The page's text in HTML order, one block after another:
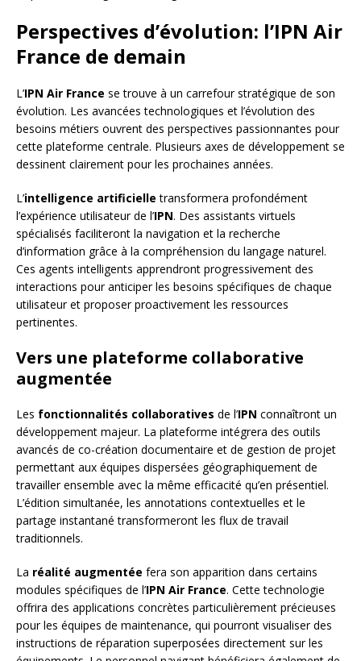
Perspectives d’évolution: l’IPN Air
France de demain
L’IPN Air France se trouve à un carrefour stratégique de son
évolution. Les avancées technologiques et l’évolution des
besoins métiers ouvrent des perspectives passionnantes pour
cette plateforme centrale. Plusieurs axes de développement se
dessinent clairement pour les prochaines années.
L’intelligence artificielle transformera profondément
l’expérience utilisateur de l’IPN. Des assistants virtuels
spécialisés faciliteront la navigation et la recherche
d’information grâce à la compréhension du langage naturel.
Ces agents intelligents apprendront progressivement des
interactions pour anticiper les besoins spécifiques de chaque
utilisateur et proposer proactivement les ressources
pertinentes.
Vers une plateforme collaborative
augmentée
Les fonctionnalités collaboratives de l’IPN connaîtront un
développement majeur. La plateforme intégrera des outils
avancés de co-création documentaire et de gestion de projet
permettant aux équipes dispersées géographiquement de
travailler ensemble avec la même efficacité qu’en présentiel.
L’édition simultanée, les annotations contextuelles et le
partage instantané transformeront les flux de travail
traditionnels.
La réalité augmentée fera son apparition dans certains
modules spécifiques de l’IPN Air France. Cette technologie
offrira des applications concrètes particulièrement précieuses
pour les équipes de maintenance, qui pourront visualiser des
instructions de réparation superposées directement sur les